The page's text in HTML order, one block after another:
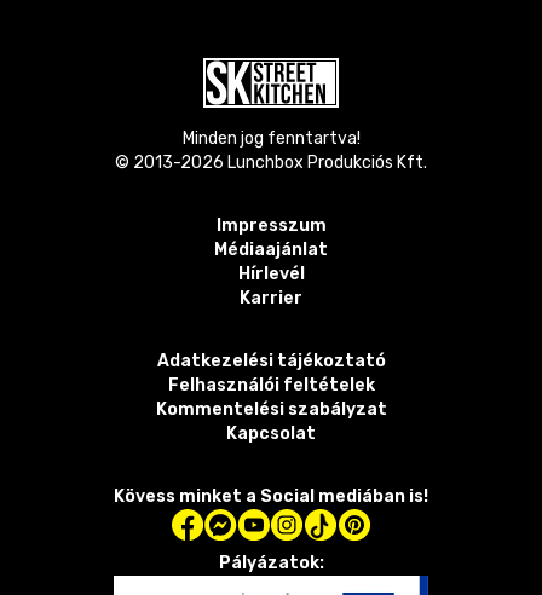
Minden jog fenntartva!
© 2013-2026 Lunchbox Produkciós Kft.
Impresszum
Médiaajánlat
Hírlevél
Karrier
Adatkezelési tájékoztató
Felhasználói feltételek
Kommentelési szabályzat
Kapcsolat
Kövess minket a Social mediában is!
Pályázatok: